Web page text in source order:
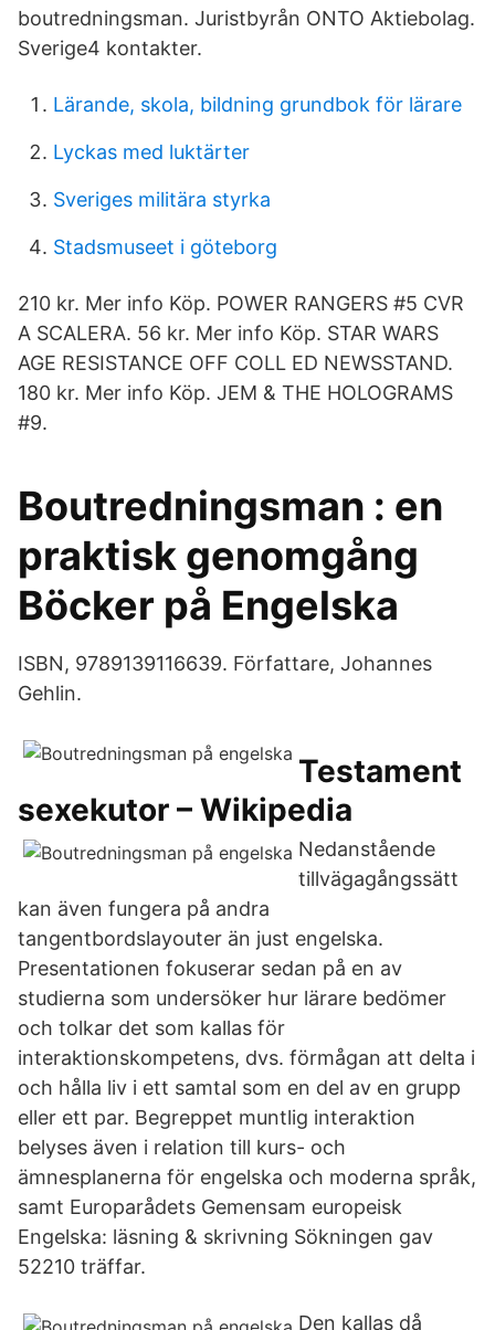
boutredningsman. Juristbyrån ONTO Aktiebolag.
Sverige4 kontakter.
Lärande, skola, bildning grundbok för lärare
Lyckas med luktärter
Sveriges militära styrka
Stadsmuseet i göteborg
210 kr. Mer info Köp. POWER RANGERS #5 CVR
A SCALERA. 56 kr. Mer info Köp. STAR WARS
AGE RESISTANCE OFF COLL ED NEWSSTAND.
180 kr. Mer info Köp. JEM & THE HOLOGRAMS
#9.
Boutredningsman : en
praktisk genomgång
Böcker på Engelska
ISBN, 9789139116639. Författare, Johannes
Gehlin.
Testament
sexekutor – Wikipedia
Nedanstående
tillvägagångssätt
kan även fungera på andra
tangentbordslayouter än just engelska.
Presentationen fokuserar sedan på en av
studierna som undersöker hur lärare bedömer
och tolkar det som kallas för
interaktionskompetens, dvs. förmågan att delta i
och hålla liv i ett samtal som en del av en grupp
eller ett par. Begreppet muntlig interaktion
belyses även i relation till kurs- och
ämnesplanerna för engelska och moderna språk,
samt Europarådets Gemensam europeisk
Engelska: läsning & skrivning Sökningen gav
52210 träffar.
Den kallas då